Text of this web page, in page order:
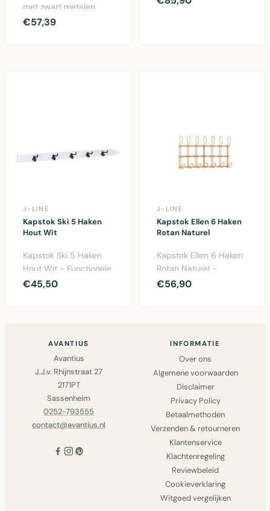
met zwart metalen
frame en gerecycled
€57,39
J-LINE
Kapstok Ski 5 Haken
Hout Wit
Kapstok Ski 5 Haken
Hout Wit - Functionele
wandkapstok met vijf
€45,50
J-LINE
Kapstok Ellen 6 Haken
Rotan Naturel
Kapstok Ellen 6 Haken
Rotan Naturel -
wandkapstok van
€56,90
AVANTIUS
Avantius
J.J.v. Rhijnstraat 27
2171PT
Sassenheim
0252-793555
contact@avantius.nl
INFORMATIE
Over ons
Algemene voorwaarden
Disclaimer
Privacy Policy
Betaalmethoden
Verzenden & retourneren
Klantenservice
Klachtenregeling
Reviewbeleid
Cookieverklaring
Witgoed vergelijken